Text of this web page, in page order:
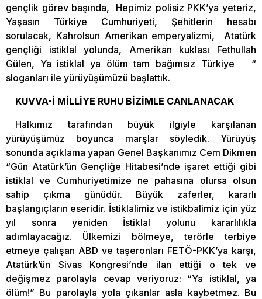
gençlik görev başında, Hepimiz polisiz PKK’ya yeteriz,
Yaşasın Türkiye Cumhuriyeti, Şehitlerin hesabı
sorulacak, Kahrolsun Amerikan emperyalizmi, Atatürk
gençliği istiklal yolunda, Amerikan kuklası Fethullah
Gülen, Ya istiklal ya ölüm tam bağımsız Türkiye “
sloganları ile yürüyüşümüzü başlattık.
KUVVA-İ MİLLİYE RUHU BİZİMLE CANLANACAK
Halkımız tarafından büyük ilgiyle karşılanan
yürüyüşümüz boyunca marşlar söyledik. Yürüyüş
sonunda açıklama yapan Genel Başkanımız Cem Dikmen
“Gün Atatürk’ün Gençliğe Hitabesi’nde işaret ettiği gibi
istiklal ve Cumhuriyetimize ne pahasına olursa olsun
sahip çıkma günüdür. Büyük zaferler, kararlı
başlangıçların eseridir. İstiklalimiz ve istikbalimiz için yüz
yıl sonra yeniden İstiklal yolunu kararlılıkla
adımlayacağız. Ülkemizi bölmeye, terörle terbiye
etmeye çalışan ABD ve taşeronları FETÖ-PKK’ya karşı,
Atatürk’ün Sivas Kongresi’nde ilan ettiği o tek ve
değişmez parolayla cevap veriyoruz: “Ya istiklal, ya
ölüm!” Bu parolayla yola çıkanlar asla kaybetmez. Bu